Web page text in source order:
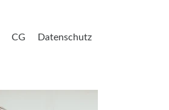
CG Datenschutz